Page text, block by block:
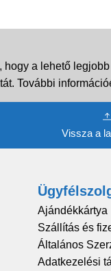
a lehető
További
Vissza a
Ajándékkártya
Szállítás és
Általános
Adatkezelési